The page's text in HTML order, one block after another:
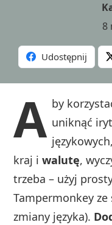
8
Udostępnij
A by
uniknąć
kraj iwalutę,
trzeba – użyj
Tampermonkey
zmiany języka).